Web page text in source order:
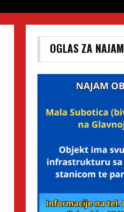
OGLAS ZA NAJAM